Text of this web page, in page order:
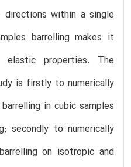
within a single
barrelling makes it
properties. The
is firstly to numerically
in cubic samples
secondly to numerically
on isotropic and